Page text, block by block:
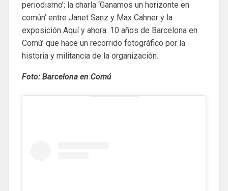
periodismo’; la charla ‘Ganamos un horizonte en
común’ entre Janet Sanz y Max Cahner y la
exposición Aquí y ahora. 10 años de Barcelona en
Comú’ que hace un recorrido fotográfico por la
historia y militancia de la organización.
Foto: Barcelona en Comú